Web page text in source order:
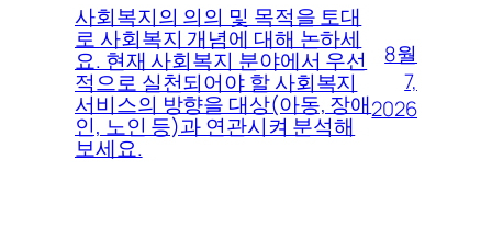
사회복지의 의의 및 목적을 토대
로 사회복지 개념에 대해 논하세
요. 현재 사회복지 분야에서 우선
적으로 실천되어야 할 사회복지
서비스의 방향을 대상(아동, 장애
인, 노인 등)과 연관시켜 분석해
보세요.
8월
7,
2026